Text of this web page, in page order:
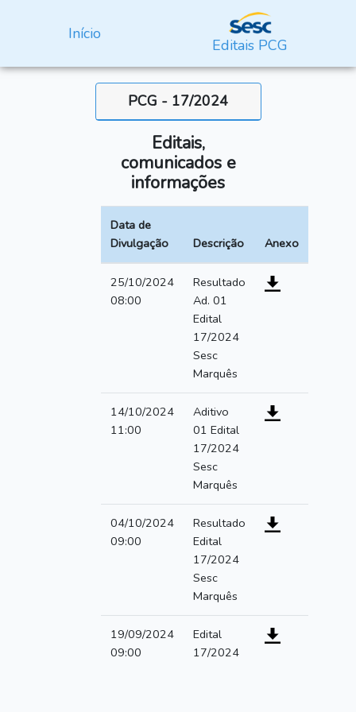
Início
Editais PCG
PCG - 17/2024
Editais,
comunicados e
informações
Data de
Divulgação
Descrição Anexo
25/10/2024
08:00
Resultado
Ad. 01
Edital
17/2024
Sesc
Marquês
14/10/2024
11:00
Aditivo
01 Edital
17/2024
Sesc
Marquês
04/10/2024
09:00
Resultado
Edital
17/2024
Sesc
Marquês
19/09/2024
09:00
Edital
17/2024